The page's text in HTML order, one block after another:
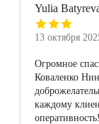
Yulia
13 октября
Огромное
Коваленко
каждому